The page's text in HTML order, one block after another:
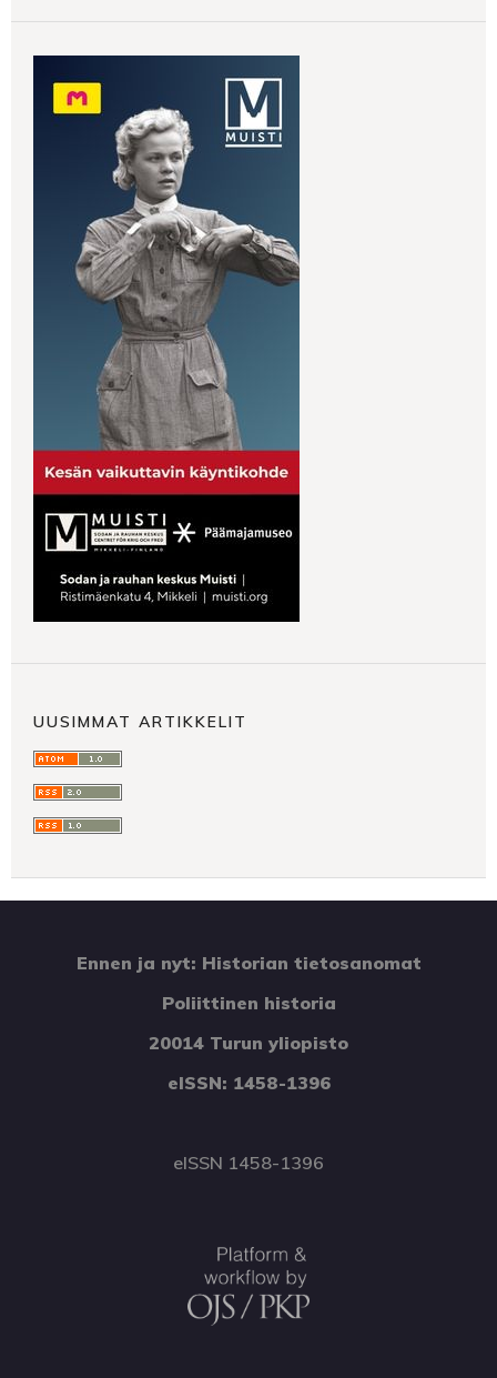
UUSIMMAT ARTIKKELIT
Ennen ja nyt: Historian tietosanomat
Poliittinen historia
20014 Turun yliopisto
eISSN: 1458-1396
eISSN 1458-1396